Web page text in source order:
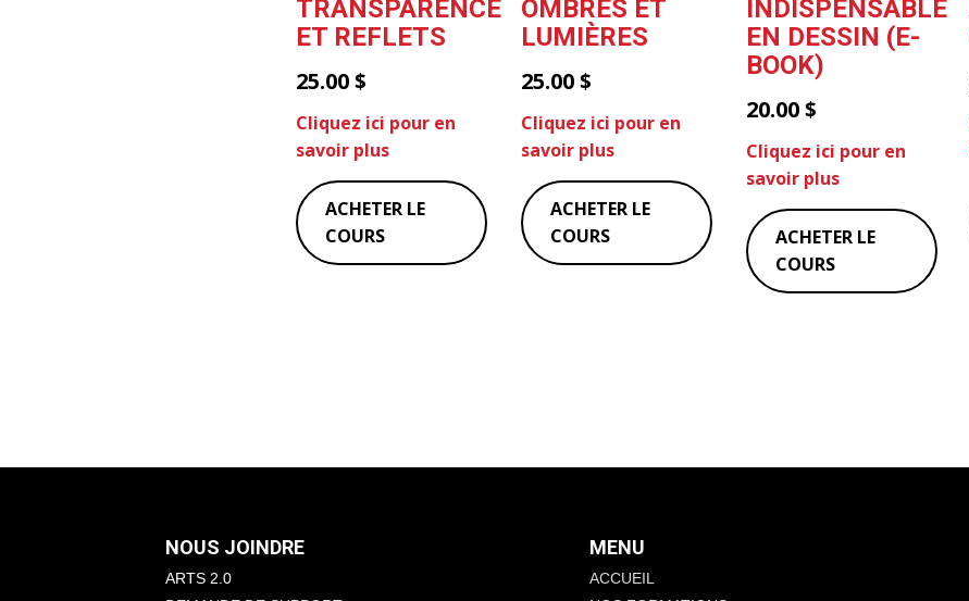
TRANSPARENCE
ET REFLETS
25.00$
Cliquez ici pour en
savoir plus
ACHETER LE
COURS
OMBRES ET
LUMIÈRES
25.00$
Cliquez ici pour en
savoir plus
ACHETER LE
COURS
INDISPENSABLE
EN DESSIN (E-
BOOK)
20.00$
Cliquez ici pour en
savoir plus
ACHETER LE
COURS
NOUS JOINDRE
ARTS 2.0
MENU
ACCUEIL